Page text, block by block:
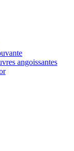
angoissantes